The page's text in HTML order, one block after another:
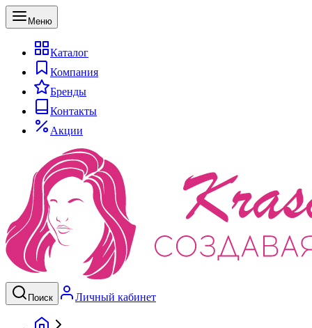
Меню
Каталог
Компания
Бренды
Контакты
Акции
Поиск Личный кабинет